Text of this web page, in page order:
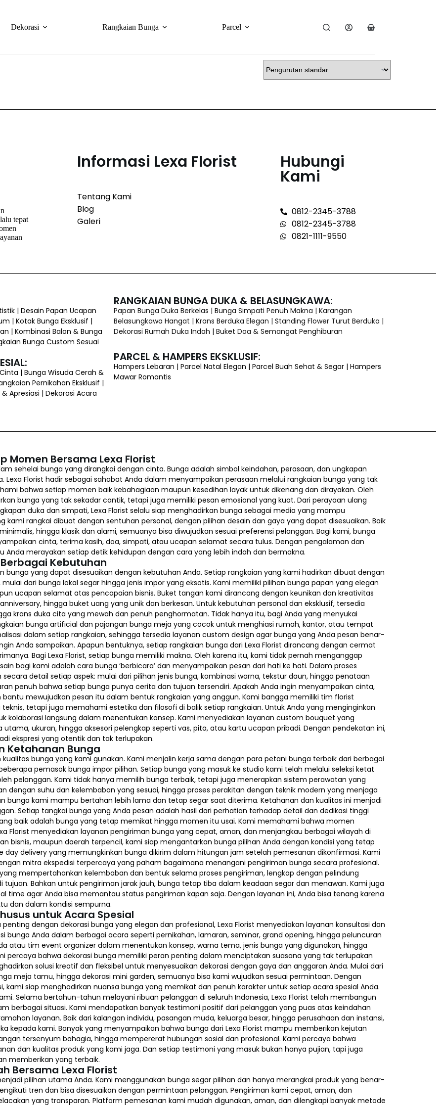
Dekorasi Rangkaian Bunga Parcel
tepat
Informasi Lexa Florist
Tentang Kami
Blog
Galeri
Hubungi
Kami
0812-2345-3788
0812-2345-3788
0821-1111-9550
| Desain Papan Ucapan
| Kotak Bunga Eksklusif |
| Kombinasi Balon & Bunga
Bunga Custom Sesuai
| Bunga Wisuda Cerah &
Pernikahan Eksklusif |
Apresiasi | Dekorasi Acara
RANGKAIAN BUNGA DUKA & BELASUNGKAWA:
Papan Bunga Duka Berkelas | Bunga Simpati Penuh Makna | Karangan
Belasungkawa Hangat | Krans Berduka Elegan | Standing Flower Turut Berduka |
Dekorasi Rumah Duka Indah | Buket Doa & Semangat Penghiburan
PARCEL & HAMPERS EKSKLUSIF:
Hampers Lebaran | Parcel Natal Elegan | Parcel Buah Sehat & Segar | Hampers
Mawar Romantis
Momen Bersama Lexa Florist
sehelai bunga yang dirangkai dengan cinta. Bunga adalah simbol keindahan, perasaan, dan ungkapan
Florist hadir sebagai sahabat Anda dalam menyampaikan perasaan melalui rangkaian bunga yang tak
bahwa setiap momen baik kebahagiaan maupun kesedihan layak untuk dikenang dan dirayakan. Oleh
bunga yang tak sekadar cantik, tetapi juga memiliki pesan emosional yang kuat. Dari perayaan ulang
duka dan simpati, Lexa Florist selalu siap menghadirkan bunga sebagai media yang mampu
rangkai dibuat dengan sentuhan personal, dengan pilihan desain dan gaya yang dapat disesuaikan. Baik
hingga klasik dan alami, semuanya bisa diwujudkan sesuai preferensi pelanggan. Bagi kami, bunga
cinta, terima kasih, doa, simpati, atau ucapan selamat secara tulus. Dengan pengalaman dan
Anda merayakan setiap detik kehidupan dengan cara yang lebih indah dan bermakna.
Kebutuhan
bunga yang dapat disesuaikan dengan kebutuhan Anda. Setiap rangkaian yang kami hadirkan dibuat dengan
dari bunga lokal segar hingga jenis impor yang eksotis. Kami memiliki pilihan bunga papan yang elegan
ucapan selamat atas pencapaian bisnis. Buket tangan kami dirancang dengan keunikan dan kreativitas
hingga buket uang yang unik dan berkesan. Untuk kebutuhan personal dan eksklusif, tersedia
krans duka cita yang mewah dan penuh penghormatan. Tidak hanya itu, bagi Anda yang menyukai
bunga artificial dan pajangan bunga meja yang cocok untuk menghiasi rumah, kantor, atau tempat
dalam setiap rangkaian, sehingga tersedia layanan custom design agar bunga yang Anda pesan benar-
Anda sampaikan. Apapun bentuknya, setiap rangkaian bunga dari Lexa Florist dirancang dengan cermat
Bagi Lexa Florist, setiap bunga memiliki makna. Oleh karena itu, kami tidak pernah menganggap
bagi kami adalah cara bunga ‘berbicara’ dan menyampaikan pesan dari hati ke hati. Dalam proses
detail setiap aspek: mulai dari pilihan jenis bunga, kombinasi warna, tekstur daun, hingga penataan
penuh bahwa setiap bunga punya cerita dan tujuan tersendiri. Apakah Anda ingin menyampaikan cinta,
mewujudkan pesan itu dalam bentuk rangkaian yang anggun. Kami bangga memiliki tim florist
tetapi juga memahami estetika dan filosofi di balik setiap rangkaian. Untuk Anda yang menginginkan
kolaborasi langsung dalam menentukan konsep. Kami menyediakan layanan custom bouquet yang
ukuran, hingga aksesori pelengkap seperti vas, pita, atau kartu ucapan pribadi. Dengan pendekatan ini,
ekspresi yang otentik dan tak terlupakan.
Ketahanan Bunga
bunga yang kami gunakan. Kami menjalin kerja sama dengan para petani bunga terbaik dari berbagai
pemasok bunga impor pilihan. Setiap bunga yang masuk ke studio kami telah melalui seleksi ketat
pelanggan. Kami tidak hanya memilih bunga terbaik, tetapi juga menerapkan sistem perawatan yang
dengan suhu dan kelembaban yang sesuai, hingga proses perakitan dengan teknik modern yang menjaga
bunga kami mampu bertahan lebih lama dan tetap segar saat diterima. Ketahanan dan kualitas ini menjadi
Setiap tangkai bunga yang Anda pesan adalah hasil dari perhatian terhadap detail dan dedikasi tinggi
baik adalah bunga yang tetap memikat hingga momen itu usai. Kami memahami bahwa momen
Florist menyediakan layanan pengiriman bunga yang cepat, aman, dan menjangkau berbagai wilayah di
bisnis, maupun daerah terpencil, kami siap mengantarkan bunga pilihan Anda dengan kondisi yang tetap
day delivery yang memungkinkan bunga dikirim dalam hitungan jam setelah pemesanan dikonfirmasi. Kami
mitra ekspedisi terpercaya yang paham bagaimana menangani pengiriman bunga secara profesional.
mempertahankan kelembaban dan bentuk selama proses pengiriman, lengkap dengan pelindung
Bahkan untuk pengiriman jarak jauh, bunga tetap tiba dalam keadaan segar dan menawan. Kami juga
time agar Anda bisa memantau status pengiriman kapan saja. Dengan layanan ini, Anda bisa tenang karena
dan dalam kondisi sempurna.
untuk Acara Spesial
dengan dekorasi bunga yang elegan dan profesional, Lexa Florist menyediakan layanan konsultasi dan
bunga Anda dalam berbagai acara seperti pernikahan, lamaran, seminar, grand opening, hingga peluncuran
atau tim event organizer dalam menentukan konsep, warna tema, jenis bunga yang digunakan, hingga
percaya bahwa dekorasi bunga memiliki peran penting dalam menciptakan suasana yang tak terlupakan
solusi kreatif dan fleksibel untuk menyesuaikan dekorasi dengan gaya dan anggaran Anda. Mulai dari
meja tamu, hingga dekorasi mini garden, semuanya bisa kami wujudkan sesuai permintaan. Dengan
kami siap menghadirkan nuansa bunga yang memikat dan penuh karakter untuk setiap acara spesial Anda.
Selama bertahun-tahun melayani ribuan pelanggan di seluruh Indonesia, Lexa Florist telah membangun
berbagai situasi. Kami mendapatkan banyak testimoni positif dari pelanggan yang puas atas keindahan
layanan. Baik dari kalangan individu, pasangan muda, keluarga besar, hingga perusahaan dan instansi,
kepada kami. Banyak yang menyampaikan bahwa bunga dari Lexa Florist mampu memberikan kejutan
tersenyum bahagia, hingga mempererat hubungan sosial dan profesional. Kami percaya bahwa
dan kualitas produk yang kami jaga. Dan setiap testimoni yang masuk bukan hanya pujian, tapi juga
memberikan yang terbaik.
Bersama Lexa Florist
pilihan utama Anda. Kami menggunakan bunga segar pilihan dan hanya merangkai produk yang benar-
tren dan bisa disesuaikan dengan permintaan pelanggan. Pengiriman kami cepat, aman, dan
yang transparan. Platform pemesanan kami mudah digunakan, aman, dan dilengkapi banyak metode